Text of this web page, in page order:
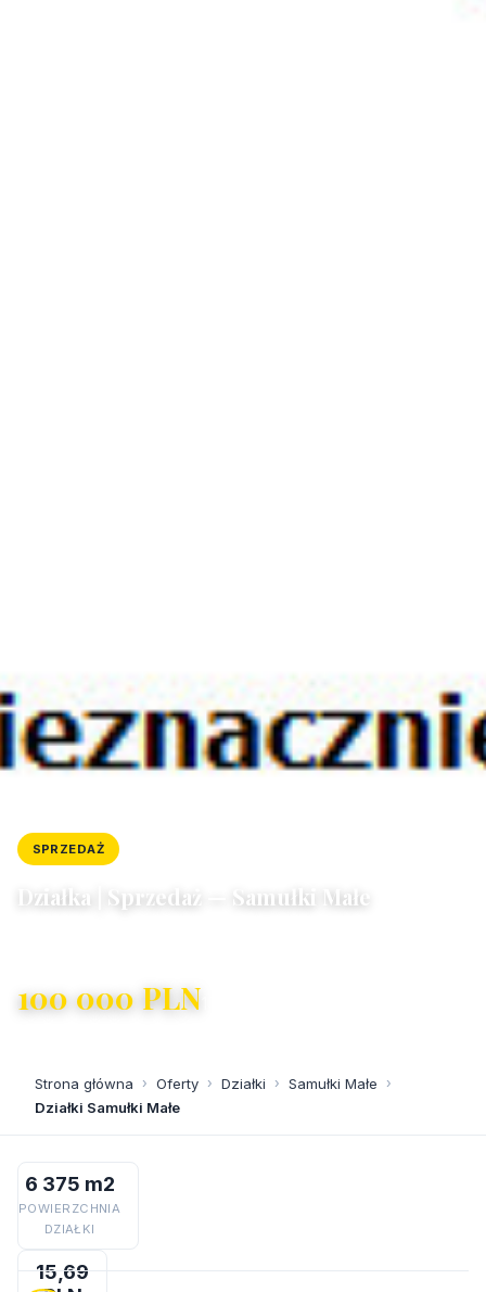
SPRZEDAŻ
Działka | Sprzedaż — Samułki Małe
100 000 PLN
Strona główna › Oferty › Działki › Samułki Małe ›
Działki Samułki Małe
6 375 m2
POWIERZCHNIA
DZIAŁKI
15,69